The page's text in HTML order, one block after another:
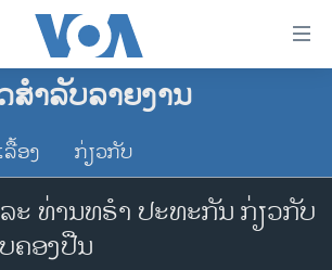
ທີບໍດີ ສະຫະລັດ 2024
ຳລັບລາຍງານ
ອງ ກ່ຽວກັບ
ະ ທ່ານທຣຳ ປະທະກັນ ກ່ຽວກັບ
ຄອງປືນ